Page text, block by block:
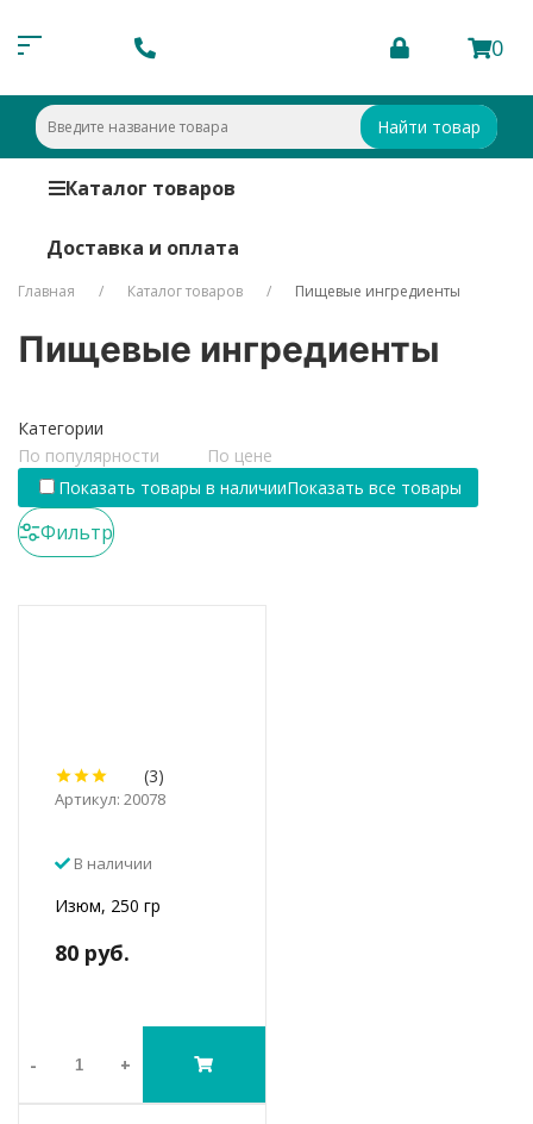
0
Найти товар
Каталог товаров
Доставка и оплата
Главная Каталог товаров Пищевые ингредиенты
Пищевые ингредиенты
Категории
По популярности
По цене
Показать товары в наличииПоказать все товары
Фильтр
(3)
Артикул: 20078
В наличии
Изюм, 250 гр
80 руб.
- +